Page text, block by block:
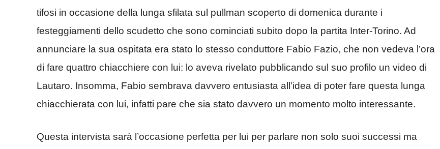
tifosi in occasione della lunga sfilata sul pullman scoperto di domenica durante i
festeggiamenti dello scudetto che sono cominciati subito dopo la partita Inter-Torino. Ad
annunciare la sua ospitata era stato lo stesso conduttore Fabio Fazio, che non vedeva l’ora
di fare quattro chiacchiere con lui: lo aveva rivelato pubblicando sul suo profilo un video di
Lautaro. Insomma, Fabio sembrava davvero entusiasta all’idea di poter fare questa lunga
chiacchierata con lui, infatti pare che sia stato davvero un momento molto interessante.
Questa intervista sarà l’occasione perfetta per lui per parlare non solo suoi successi ma